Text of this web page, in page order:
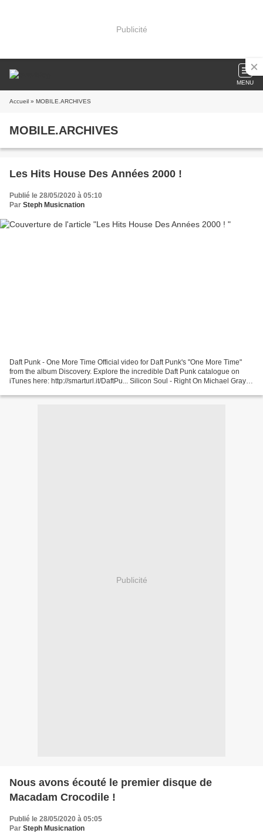
Publicité
MENU
Accueil » MOBILE.ARCHIVES
MOBILE.ARCHIVES
Les Hits House Des Années 2000 !
Publié le 28/05/2020 à 05:10
Par Steph Musicnation
Daft Punk - One More Time Official video for Daft Punk's "One More Time"
from the album Discovery. Explore the incredible Daft Punk catalogue on
iTunes here: http://smarturl.it/DaftPu... Silicon Soul - Right On Michael Gray -
Publicité
Nous avons écouté le premier disque de
Macadam Crocodile !
Publié le 28/05/2020 à 05:05
Par Steph Musicnation